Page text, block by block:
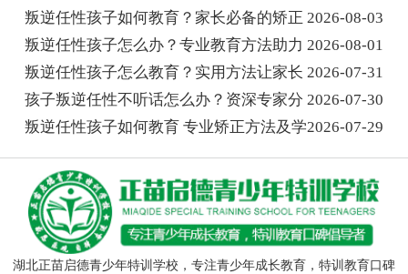
叛逆任性孩子如何教育？家长必备的矫正 2026-08-03
叛逆任性孩子怎么办？专业教育方法助力 2026-08-01
叛逆任性孩子怎么教育？实用方法让家长 2026-07-31
孩子叛逆任性不听话怎么办？资深专家分 2026-07-30
叛逆任性孩子如何教育 专业矫正方法及学2026-07-29
湖北正苗启德青少年特训学校，专注青少年成长教育，特训教育口碑